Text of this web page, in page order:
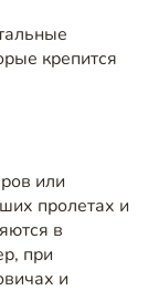
крепится
или
пролетах и
в
при
и